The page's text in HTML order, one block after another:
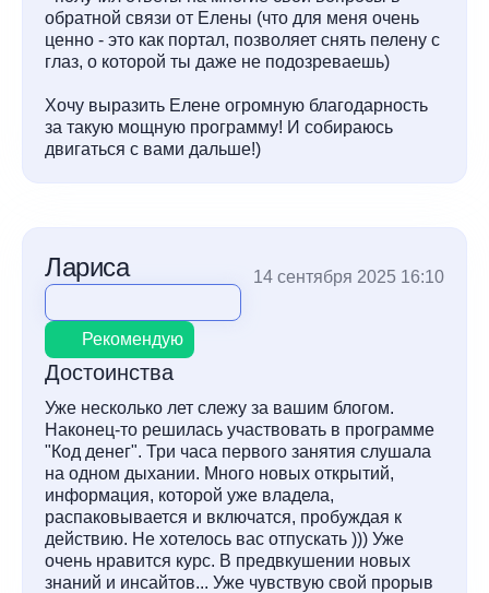
обратной связи от Елены (что для меня очень
ценно - это как портал, позволяет снять пелену с
глаз, о которой ты даже не подозреваешь)
Хочу выразить Елене огромную благодарность
за такую мощную программу! И собираюсь
двигаться с вами дальше!)
Лариса 14 сентября 2025 16:10
Рекомендую
Достоинства
Уже несколько лет слежу за вашим блогом.
Наконец-то решилась участвовать в программе
"Код денег". Три часа первого занятия слушала
на одном дыхании. Много новых открытий,
информация, которой уже владела,
распаковывается и включатся, пробуждая к
действию. Не хотелось вас отпускать ))) Уже
очень нравится курс. В предвкушении новых
знаний и инсайтов... Уже чувствую свой прорыв